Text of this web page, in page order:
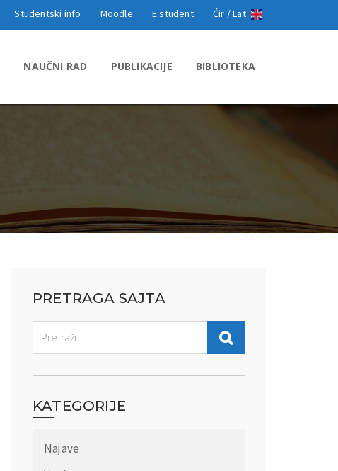
Studentski info Moodle E student Ćir /Lat
NAUČNI RAD PUBLIKACIJE BIBLIOTEKA
PRETRAGA SAJTA
KATEGORIJE
Najave